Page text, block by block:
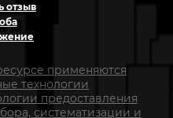
отзыв
применяются
технологии
предоставления
систематизации и